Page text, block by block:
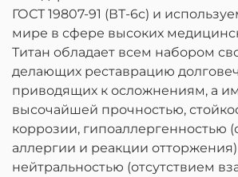
ГОСТ 19807-91 (ВТ-6с) и
мире в сфере высоких
Титан обладает всем набором
делающих реставрацию
приводящих к осложнениям, а
высочайшей прочностью,
коррозии, гипоаллергенностью
аллергии и реакции
нейтральностью (отсутствием